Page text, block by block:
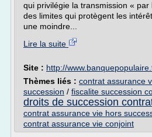
qui privilégie la transmission «
des limites qui protègent les
une moindre...
Lire la suite
Site : http://
Thèmes liés : contrat assurance
succession / fiscalite succession
droits de succession
contrat assurance vie hors
contrat assurance vie conjoint